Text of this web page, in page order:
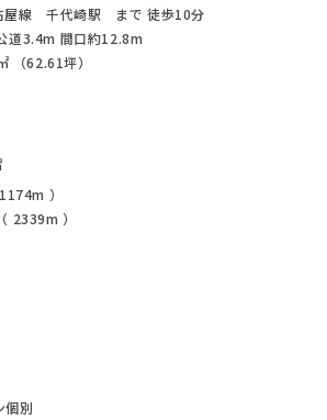
屋線 千代崎駅 まで 徒歩10分
道3.4m 間口約12.8m
（62.61坪）
）
2339m ）
個別